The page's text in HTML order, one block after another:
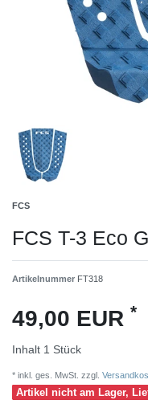
FCS
FCS T-3 Eco
Artikelnummer FT318
49,00 EUR *
Inhalt 1 Stück
* inkl. ges. MwSt. zzgl.
Artikel nicht am Lager,